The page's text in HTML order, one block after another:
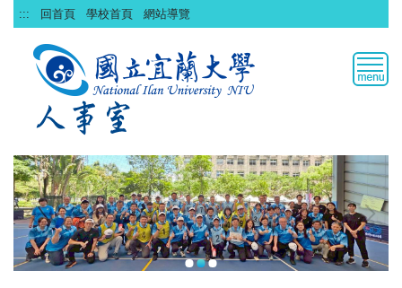
跳
到
::: 回首頁 學校首頁 網站導覽